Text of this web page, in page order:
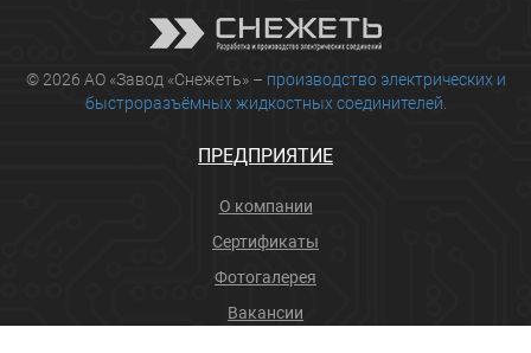
© 2026 АО «Завод «Снежеть» – производство электрических и
быстроразъёмных жидкостных соединителей.
ПРЕДПРИЯТИЕ
О компании
Сертификаты
Фотогалерея
Вакансии